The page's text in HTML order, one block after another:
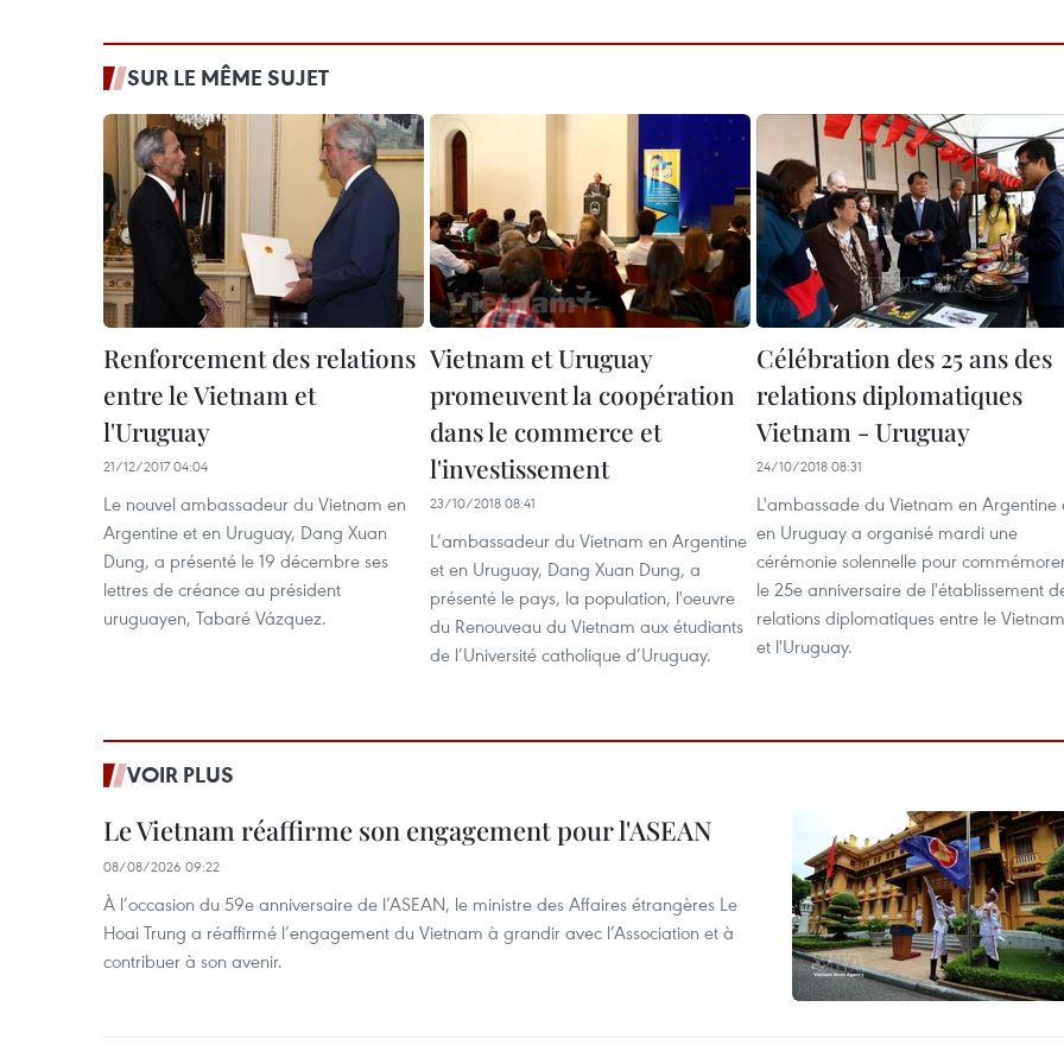
SUR LE MÊME SUJET
Renforcement des relations
entre le Vietnam et
l'Uruguay
21/12/2017 04:04
Le nouvel ambassadeur du Vietnam en ​
Argentine et en Uruguay, Dang Xuan
Dung, a présenté le 19 décembre ses
lettres de créance au président
uruguayen, Tabaré Vázquez.
Vietnam et Uruguay
promeuvent la coopération
dans le commerce et
l'investissement
23/10/2018 08:41
L’ambassadeur du Vietnam en Argentine
et en Uruguay, Dang Xuan Dung, a
présenté le pays, la population, l'oeuvre
du Renouveau du Vietnam aux étudiants
de l’Université catholique d’Uruguay.
Célébration des 25 ans des
relations diplomatiques
Vietnam - Uruguay
24/10/2018 08:31
L'ambassade du Vietnam en Argentine
en Uruguay a organisé mardi une
cérémonie solennelle pour
le 25e anniversaire de l'établissement
relations diplomatiques entre le Vietnam
et l'Uruguay.
VOIR PLUS
Le Vietnam réaffirme son engagement pour l'ASEAN
08/08/2026 09:22
À l’occasion du 59e anniversaire de l’ASEAN, le ministre des Affaires étrangères Le
Hoai Trung a réaffirmé l’engagement du Vietnam à grandir avec l’Association et à
contribuer à son avenir.